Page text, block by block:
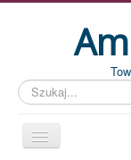
Szukaj...